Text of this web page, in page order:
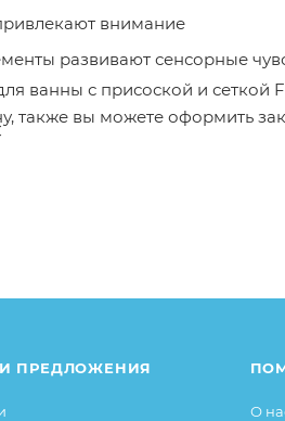
внимание
развивают сенсорные
ванны с присоской и
также вы можете оформить
ПРЕДЛОЖЕНИЯ
О